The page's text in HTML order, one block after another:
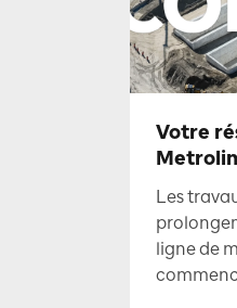
Votre
Les
ligne de